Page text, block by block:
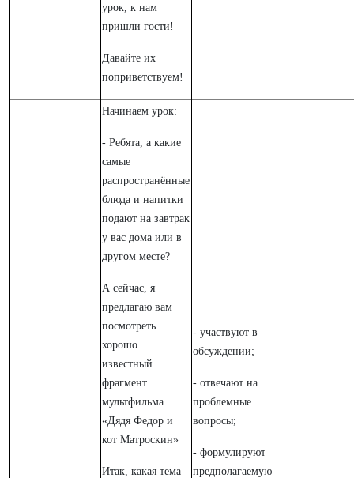
урок, к нам
пришли гости!
Давайте их
поприветствуем!
Начинаем урок:
- Ребята, а какие
самые
распространённые
блюда и напитки
подают на завтрак
у вас дома или в
другом месте?
А сейчас, я
предлагаю вам
посмотреть
хорошо
известный
фрагмент
мультфильма
«Дядя Федор и
кот Матроскин»
Итак, какая тема
- участвуют в
обсуждении;
- отвечают на
проблемные
вопросы;
- формулируют
предполагаемую